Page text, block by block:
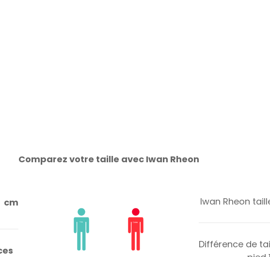
Comparez votre taille avec Iwan Rheon
cm Iwan Rheon
Différence de